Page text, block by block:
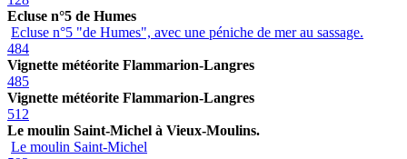
Ecluse n°5 de Humes
Ecluse n°5 "de Humes", avec une péniche de mer au sassage.
484
Vignette météorite Flammarion-Langres
485
Vignette météorite Flammarion-Langres
512
Le moulin Saint-Michel à Vieux-Moulins.
Le moulin Saint-Michel